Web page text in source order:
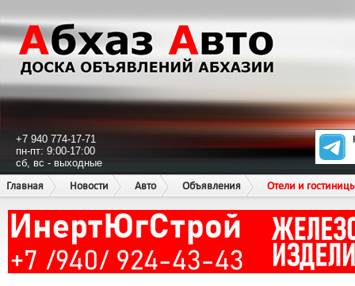
+7 940 774-17-71
пн-пт: 9:00-17:00
сб, вс - выходные
Главная
Новости Авто Объявления Отели и